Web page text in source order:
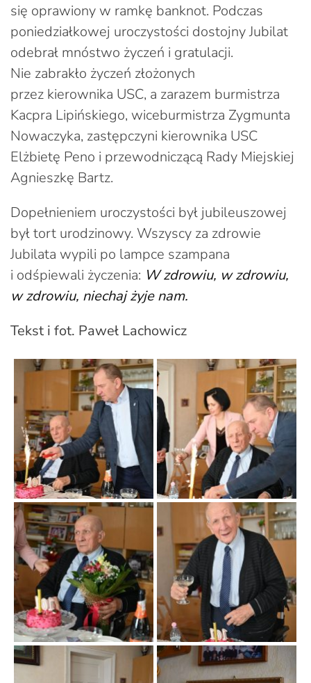
się oprawiony w ramkę banknot. Podczas
poniedziałkowej uroczystości dostojny Jubilat
odebrał mnóstwo życzeń i gratulacji.
Nie zabrakło życzeń złożonych
przez kierownika USC, a zarazem burmistrza
Kacpra Lipińskiego, wiceburmistrza Zygmunta
Nowaczyka, zastępczyni kierownika USC
Elżbietę Peno i przewodniczącą Rady Miejskiej
Agnieszkę Bartz.
Dopełnieniem uroczystości był jubileuszowej
był tort urodzinowy. Wszyscy za zdrowie
Jubilata wypili po lampce szampana
i odśpiewali życzenia: W zdrowiu, w zdrowiu,
w zdrowiu, niechaj żyje nam.
Tekst i fot. Paweł Lachowicz